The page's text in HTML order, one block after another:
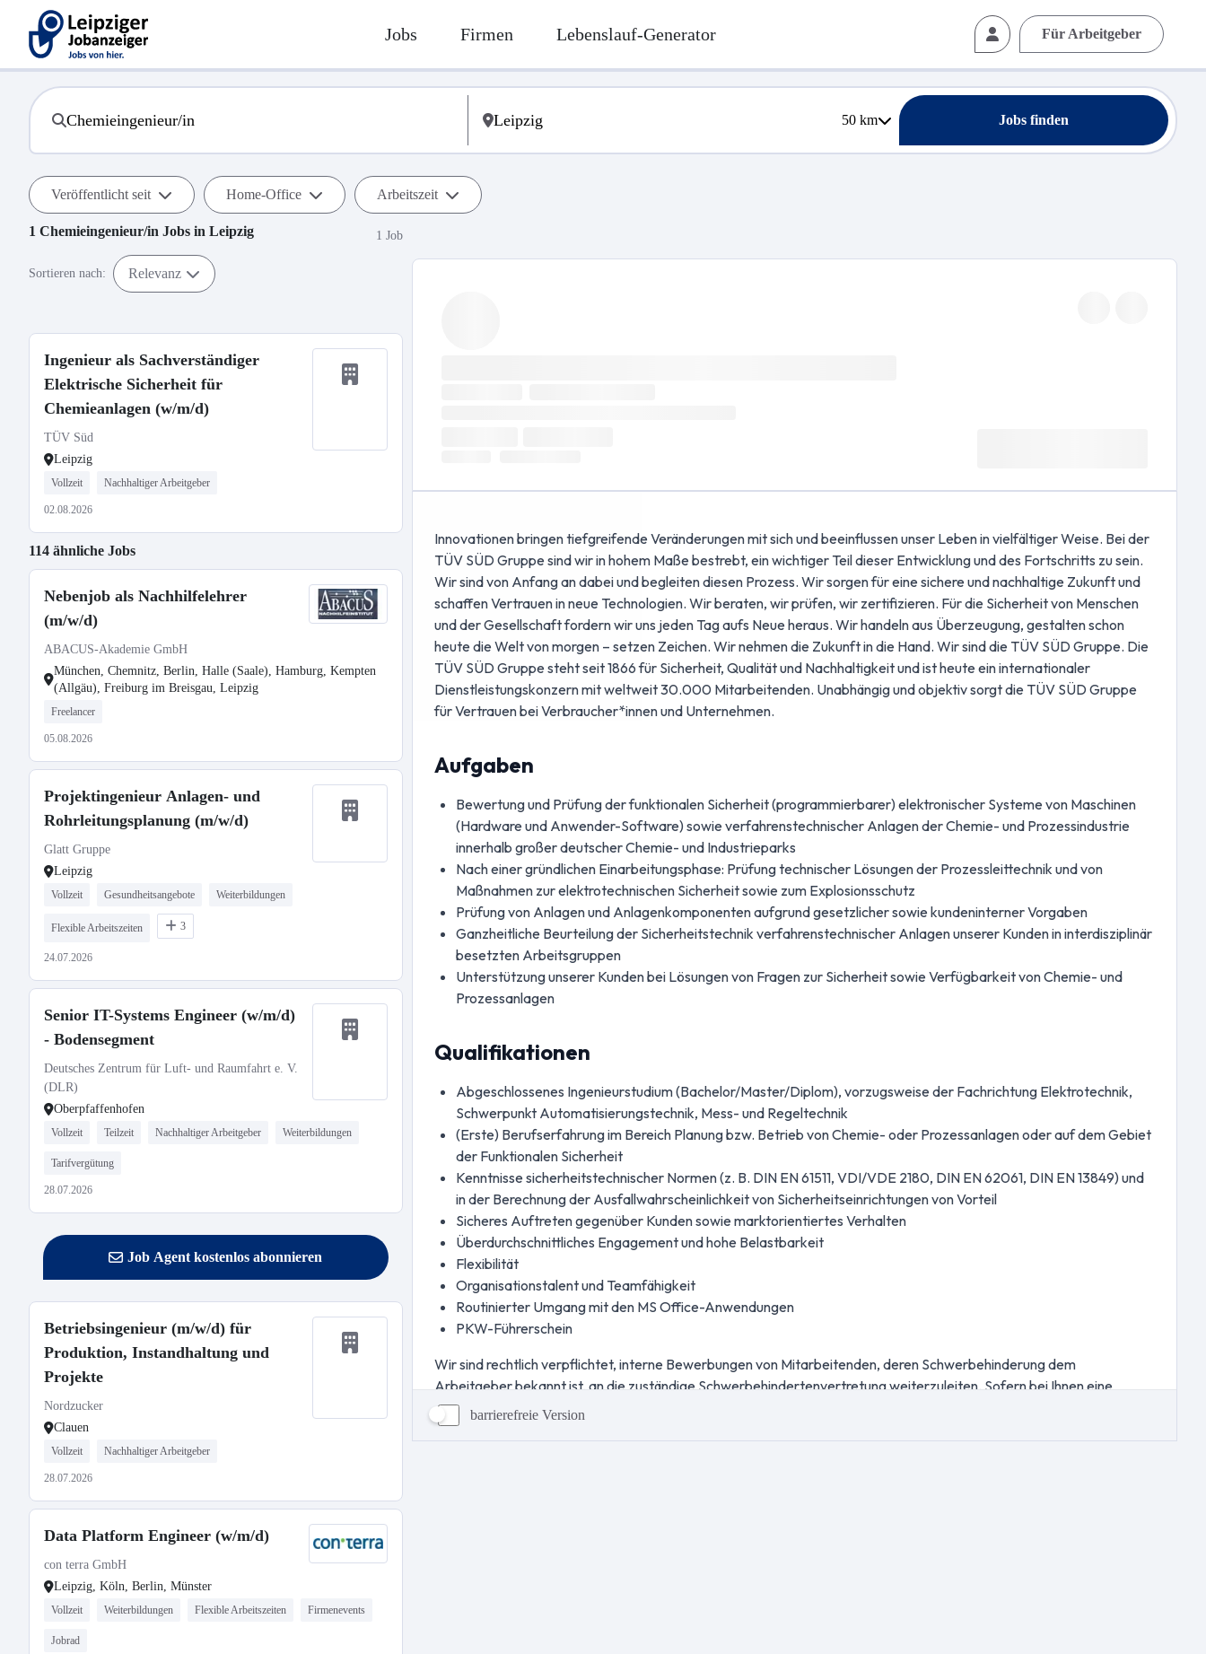
Jobs Firmen Lebenslauf-Generator Für Arbeitgeber
50km Jobs finden
Veröffentlicht seit Home-Office Arbeitszeit
1 Chemieingenieur/in Jobs in Leipzig 1 Job
Sortieren nach: Relevanz
Ingenieur als Sachverständiger
Elektrische Sicherheit für
Chemieanlagen (w/m/d)
TÜV Süd
Leipzig
Vollzeit Nachhaltiger Arbeitgeber
02.08.2026
114 ähnliche Jobs
Nebenjob als Nachhilfelehrer
(m/w/d)
ABACUS-Akademie GmbH
München, Chemnitz, Berlin, Halle (Saale), Hamburg, Kempten
(Allgäu), Freiburg im Breisgau, Leipzig
Freelancer
05.08.2026
Projektingenieur Anlagen- und
Rohrleitungsplanung (m/w/d)
Glatt Gruppe
Leipzig
Vollzeit Gesundheitsangebote Weiterbildungen
Flexible Arbeitszeiten 3
24.07.2026
Senior IT-Systems Engineer (w/m/d)
- Bodensegment
Deutsches Zentrum für Luft- und Raumfahrt e. V.
(DLR)
Oberpfaffenhofen
Vollzeit Teilzeit Nachhaltiger Arbeitgeber Weiterbildungen
Tarifvergütung
28.07.2026
Job Agent kostenlos abonnieren
Betriebsingenieur (m/w/d) für
Produktion, Instandhaltung und
Projekte
Nordzucker
Clauen
Vollzeit Nachhaltiger Arbeitgeber
28.07.2026
Data Platform Engineer (w/m/d)
con terra GmbH
Leipzig, Köln, Berlin, Münster
Vollzeit Weiterbildungen Flexible Arbeitszeiten Firmenevents
Jobrad
barrierefreie Version